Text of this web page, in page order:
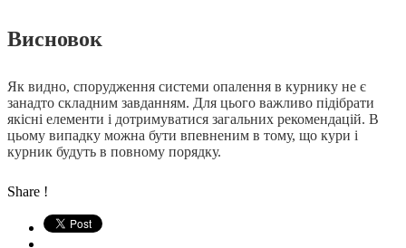
Висновок
Як видно, спорудження системи опалення в курнику не є
занадто складним завданням. Для цього важливо підібрати
якісні елементи і дотримуватися загальних рекомендацій. В
цьому випадку можна бути впевненим в тому, що кури і
курник будуть в повному порядку.
Share !